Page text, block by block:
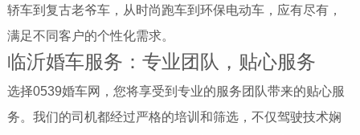
轿车到复古老爷车，从时尚跑车到环保电动车，应有尽有，
满足不同客户的个性化需求。
临沂婚车服务：专业团队，贴心服务
选择0539婚车网，您将享受到专业的服务团队带来的贴心服
务。我们的司机都经过严格的培训和筛选，不仅驾驶技术娴